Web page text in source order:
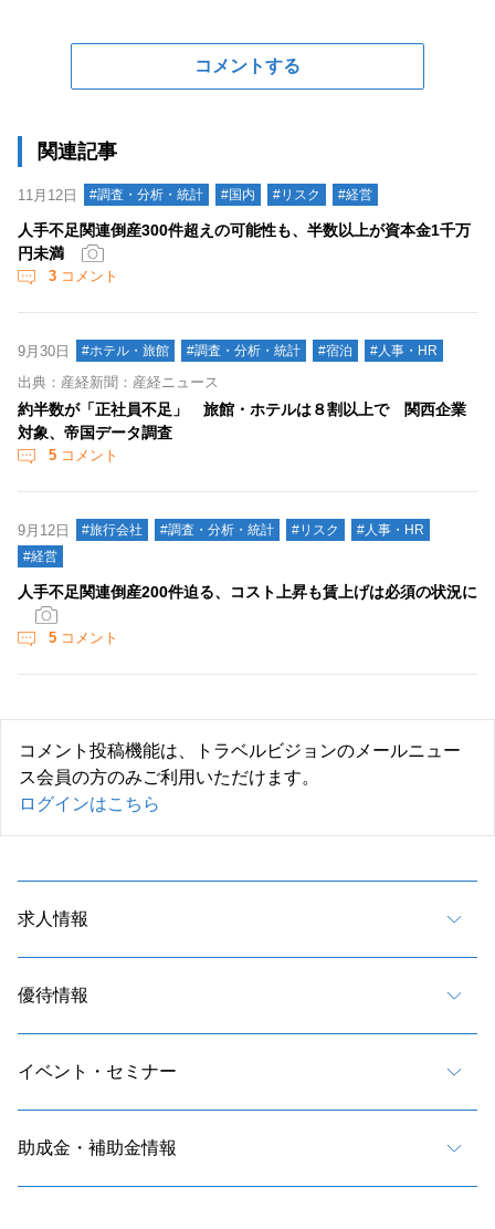
コメントする
関連記事
11月12日 #調査・分析・統計 #国内 #リスク #経営
人手不足関連倒産300件超えの可能性も、半数以上が資本金1千万
円未満
3 コメント
9月30日 #ホテル・旅館 #調査・分析・統計 #宿泊 #人事・HR
出典：産経新聞：産経ニュース
約半数が「正社員不足」 旅館・ホテルは８割以上で 関西企業
対象、帝国データ調査
5 コメント
9月12日 #旅行会社 #調査・分析・統計 #リスク
#人事・HR
#経営
人手不足関連倒産200件迫る、コスト上昇も賃上げは必須の状況に
5 コメント
コメント投稿機能は、トラベルビジョンのメールニュー
ス会員の方のみご利用いただけます。
ログインはこちら
求人情報
優待情報
イベント・セミナー
助成金・補助金情報